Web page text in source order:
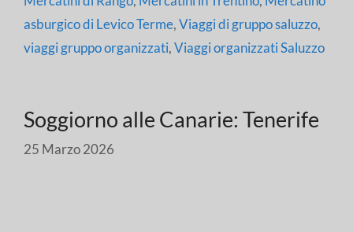
asburgico di Levico Terme,Viaggi di gruppo saluzzo,
viaggi gruppo organizzati,Viaggi organizzati Saluzzo
Soggiorno alle Canarie: Tenerife
25 Marzo 2026